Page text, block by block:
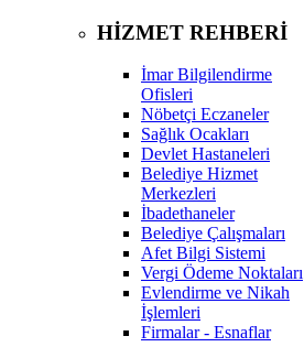
HİZMET REHBERİ
İmar Bilgilendirme
Ofisleri
Nöbetçi Eczaneler
Sağlık Ocakları
Devlet Hastaneleri
Belediye Hizmet
Merkezleri
İbadethaneler
Belediye Çalışmaları
Afet Bilgi Sistemi
Vergi Ödeme Noktaları
Evlendirme ve Nikah
İşlemleri
Firmalar - Esnaflar